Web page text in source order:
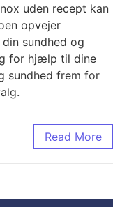
uden recept kan
opvejer
sundhed og
for hjælp til dine
sundhed frem for
Read More